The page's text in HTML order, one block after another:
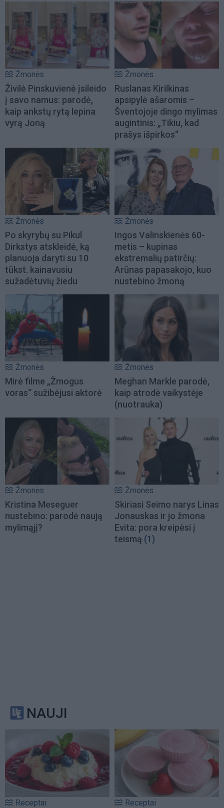
Žmonės
Živilė Pinskuvienė įsileido
į savo namus: parodė,
kaip ankstų rytą lepina
vyrą Joną
Žmonės
Ruslanas Kirilkinas
apsipylė ašaromis –
Šventojoje dingo mylimas
augintinis: „Tikiu, kad
prašys išpirkos“
Žmonės
Po skyrybų su Pikul
Dirkstys atskleidė, ką
planuoja daryti su 10
tūkst. kainavusiu
sužadėtuvių žiedu
Žmonės
Ingos Valinskienės 60-
metis – kupinas
ekstremalių patirčių:
Arūnas papasakojo, kuo
nustebino žmoną
Žmonės
Mirė filme „Žmogus
voras“ sužibėjusi aktorė
Žmonės
Meghan Markle parodė,
kaip atrodė vaikystėje
(nuotrauka)
Žmonės
Kristina Meseguer
nustebino: parodė naują
mylimąjį?
Žmonės
Skiriasi Seimo narys Linas
Jonauskas ir jo žmona
Evita: pora kreipėsi į
teismą (1)
NAUJI
Receptai Receptai